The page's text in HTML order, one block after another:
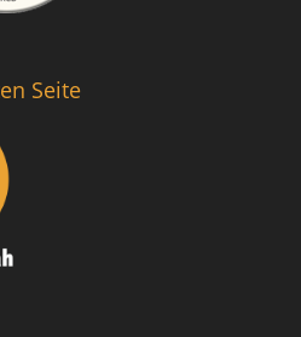
Seite